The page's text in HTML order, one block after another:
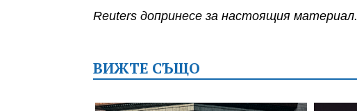
Reuters допринесе за настоящия материал.
ВИЖТЕ СЪЩО